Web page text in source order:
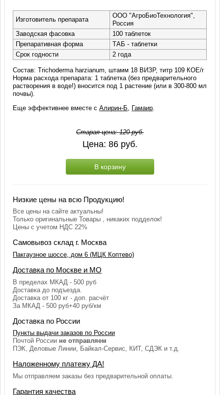
Изготовитель препарата
ООО "АгроБиоТехнология",
Россия
Заводская фасовка
100 таблеток
Препаративная форма
ТАБ - таблетки
Срок годности
2 года
Состав: Trichoderma harzianum, штамм 18 ВИЗР, титр 109 КОЕ/г
Норма расхода препарата: 1 таблетка (без предварительного
растворения в воде!) вносится под 1 растение (или в 300-800 мл
почвы).
Еще эффективнее вместе сАлирин-Б Гамаир
Старая цена:120руб.
Цена: 86 руб.
В корзину
Низкие цены на всю Продукцию!
Все цены на сайте актуальны!
Только оригинальные Товары , никаких подделок!
Цены с учетом НДС 22%
Самовывоз склад г. Москва
Пакгаузное шоссе, дом 6 (МЦК Коптево)
Доставка по Москве и МО
В пределах МКАД - 500 руб
Доставка до подъезда.
Доставка от 100 кг - доп. расчёт
За МКАД - 500 руб+40 руб/км
Доставка по России
Пункты выдачи заказов по России
Почтой России не отправляем
ПЭК, Деловые Линии, Байкал-Сервис, КИТ, СДЭК и т.д.
Наложенному платежу ДА!
Мы отправляем заказы без предварительной оплаты.
Гарантия качества